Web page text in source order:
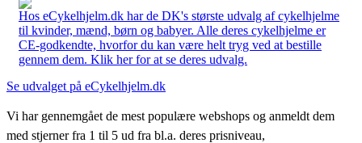
Hos eCykelhjelm.dk har de DK's største udvalg af cykelhjelme
til kvinder, mænd, børn og babyer. Alle deres cykelhjelme er
CE-godkendte, hvorfor du kan være helt tryg ved at bestille
gennem dem. Klik her for at se deres udvalg.
Se udvalget på eCykelhjelm.dk
Vi har gennemgået de mest populære webshops og anmeldt dem
med stjerner fra 1 til 5 ud fra bl.a. deres prisniveau,